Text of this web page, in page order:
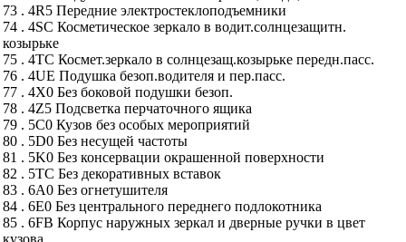
73 . 4R5 Передние электростеклоподъемники
74 . 4SC Косметическое зеркало в водит.солнцезащитн.
козырьке
75 . 4TC Космет.зеркало в солнцезащ.козырьке передн.пасс.
76 . 4UE Подушка безоп.водителя и пер.пасс.
77 . 4X0 Без боковой подушки безоп.
78 . 4Z5 Подсветка перчаточного ящика
79 . 5C0 Кузов без особых мероприятий
80 . 5D0 Без несущей частоты
81 . 5K0 Без консервации окрашенной поверхности
82 . 5TC Без декоративных вставок
83 . 6A0 Без огнетушителя
84 . 6E0 Без центрального переднего подлокотника
85 . 6FB Корпус наружных зеркал и дверные ручки в цвет